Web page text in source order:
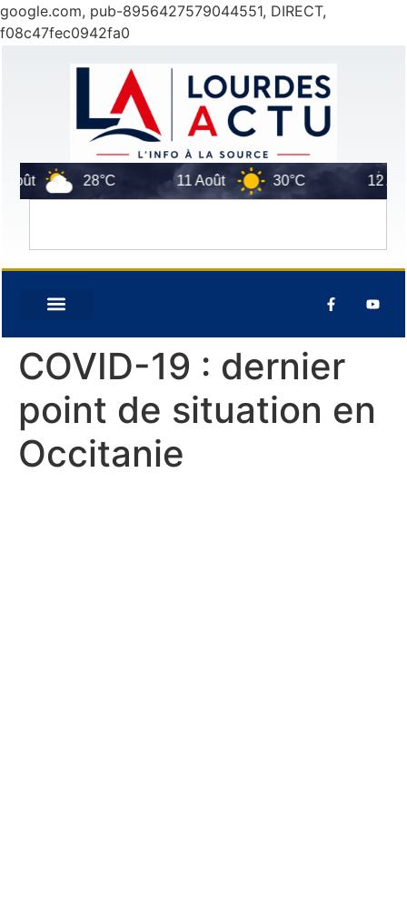
google.com, pub-8956427579044551, DIRECT,
f08c47fec0942fa0
28°C 11 Août 30°C 12 Août
COVID-19 : dernier
point de situation en
Occitanie